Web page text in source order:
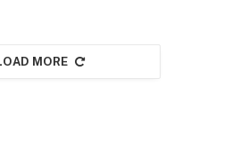
MORE